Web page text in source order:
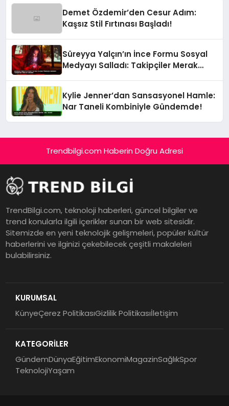
Demet Özdemir’den Cesur Adım:
Kaşsız Stil Fırtınası Başladı!
Süreyya Yalçın’ın İnce Formu Sosyal
Medyayı Salladı: Takipçiler Merak
Kylie Jenner’dan Sansasyonel Hamle:
Nar Taneli Kombiniyle Gündemde!
Trendbilgi.com Haberin Doğru Adresi
TrendBilgi.com, teknoloji haberleri, güncel bilgiler ve
trend konularla ilgili içerikler sunan bir web sitesidir.
Sitemizde en yeni teknolojik gelişmeleri, popüler kültür
haberlerini ve ilginizi çekebilecek çeşitli makaleleri
bulabilirsiniz.
KURUMSAL
KünyeÇerez PolitikasıGizlilik Politikasıİletişim
KATEGORİLER
GündemDünyaEğitimEkonomiMagazinSağlıkSpor
TeknolojiYaşam